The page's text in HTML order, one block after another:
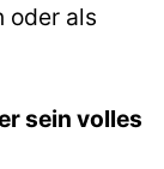
oder als
sein volles